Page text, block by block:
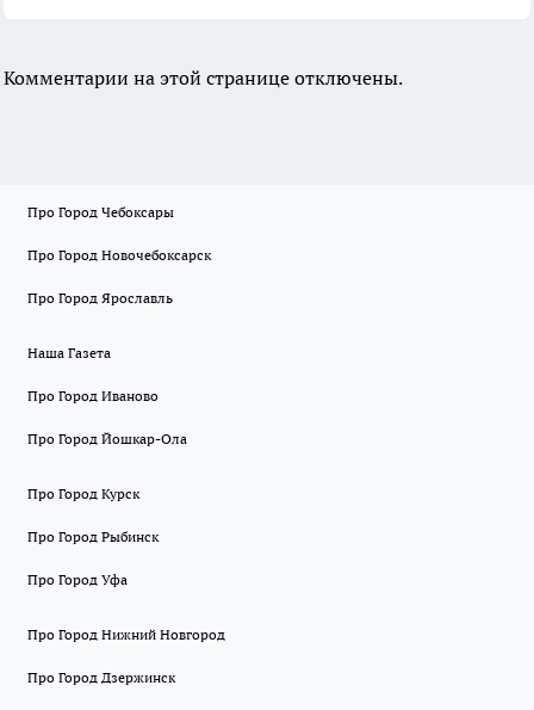
Комментарии на этой странице отключены.
Про Город Чебоксары
Про Город Новочебоксарск
Про Город Ярославль
Наша Газета
Про Город Иваново
Про Город Йошкар-Ола
Про Город Курск
Про Город Рыбинск
Про Город Уфа
Про Город Нижний Новгород
Про Город Дзержинск